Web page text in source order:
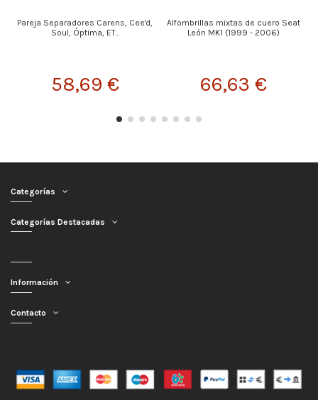
Pareja Separadores Carens, Cee'd,
Soul, Óptima, ET..
58,69 €
Alfombrillas mixtas de cuero Seat
León MK1 (1999 - 2006)
66,63 €
Categorías
Categorías Destacadas
Información
Contacto